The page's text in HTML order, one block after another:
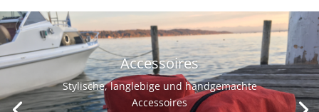
Accessoires
Stylische, langlebige und handgemachte
Accessoires